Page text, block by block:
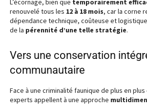
L’écornage, bien que temporairement
renouvelé tous les 12 à 18 mois, car la corne
dépendance technique, coûteuse et
de la pérennité d’une telle stratégie.
Vers une conservation
communautaire
Face à une criminalité faunique de plus en
experts appellent à une approche